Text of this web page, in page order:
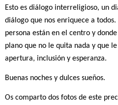
Esto es diálogo interreligioso, un
diálogo que nos enriquece a
persona están en el centro y
plano que no le quita nada y que
apertura, inclusión y esperanza.
Buenas noches y dulces sueños.
Os comparto dos fotos de este